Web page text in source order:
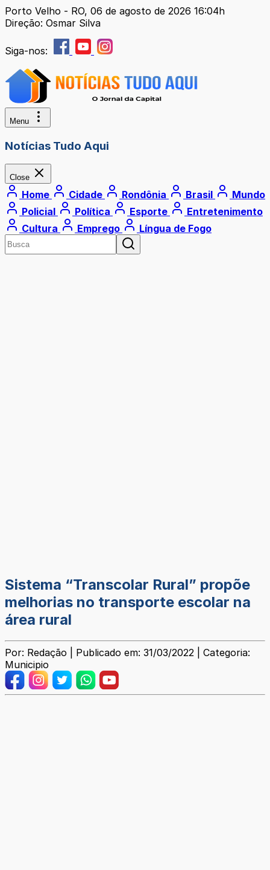
Porto Velho - RO, 06 de agosto de 2026 16:04h
Direção: Osmar Silva
Siga-nos:
Menu
Notícias Tudo Aqui
Close
Home Cidade Rondônia Brasil
Mundo
Policial
Política Esporte
Entretenimento
Cultura
Emprego Língua de Fogo
Sistema “Transcolar Rural” propõe
melhorias no transporte escolar na
área rural
Por: Redação | Publicado em: 31/03/2022 | Categoria:
Municipio